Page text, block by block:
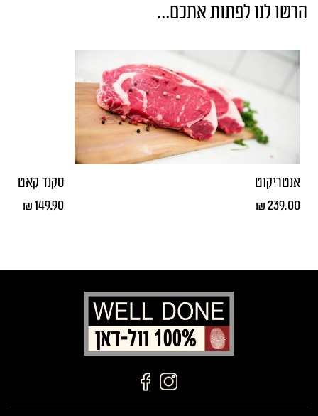
הרשו לנו לפתות אתכם...
אנטריקוט
₪239.00
סקנד קאט
₪149.90